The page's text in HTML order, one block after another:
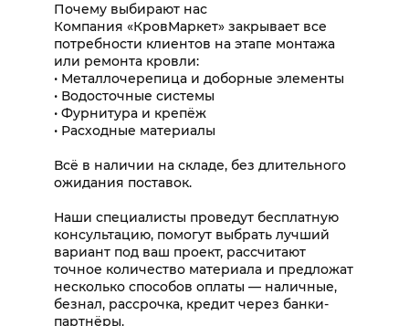
Почему выбирают нас
Компания «КровМаркет» закрывает все
потребности клиентов на этапе монтажа
или ремонта кровли:
• Металлочерепица и доборные элементы
• Водосточные системы
• Фурнитура и крепёж
• Расходные материалы
Всё в наличии на складе, без длительного
ожидания поставок.
Наши специалисты проведут бесплатную
консультацию, помогут выбрать лучший
вариант под ваш проект, рассчитают
точное количество материала и предложат
несколько способов оплаты — наличные,
безнал, рассрочка, кредит через банки-
партнёры.